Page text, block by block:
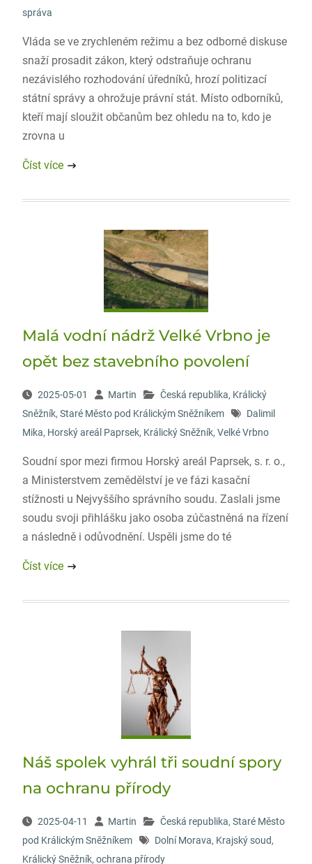
správa
Vláda se ve zrychleném režimu a bez odborné diskuse
snaží prosadit zákon, který odstraňuje ochranu
nezávislého rozhodování úředníků, hrozí politizací
státní správy a ohrožuje právní stát. Místo odborníků,
kteří mají sloužit občanům bez ohledu na to, kdo je
zrovna u
Číst více
Malá vodní nádrž Velké Vrbno je
opět bez stavebního povolení
2025-05-01 Martin Česká republika, Králický
Sněžník, Staré Město pod Králickým Sněžníkem
Dalimil
Mika, Horský areál Paprsek, Králický Sněžník, Velké Vrbno
Soudní spor mezi firmou Horský areál Paprsek, s. r. o.,
a Ministerstvem zemědělství je ve fázi kasační
stížnosti u Nejvyššího správního soudu. Zaslali jsme
soudu svoji přihlášku jako osoba zúčastněná na řízení
a následně i odůvodnění. Uspěli jsme do té
Číst více
Náš spolek vyhrál tři soudní spory
na ochranu přírody
2025-04-11 Martin Česká republika, Staré Město
pod Králickým Sněžníkem
Dolní Morava, Krajský soud,
Králický Sněžník, ochrana přírody